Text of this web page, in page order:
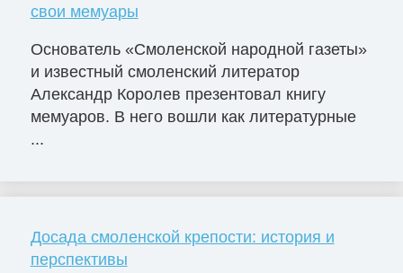
свои мемуары
Основатель «Смоленской народной газеты»
и известный смоленский литератор
Александр Королев презентовал книгу
мемуаров. В него вошли как литературные
...
Досада смоленской крепости: история и
перспективы